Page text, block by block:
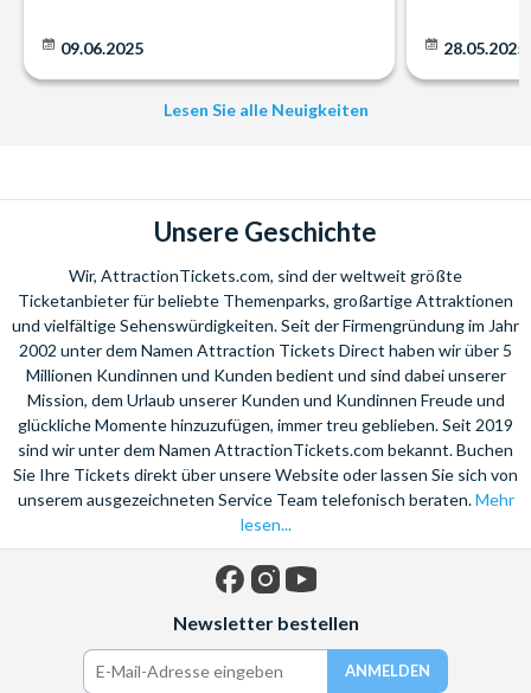
09.06.2025 28.05.2025
Lesen Sie alle Neuigkeiten
Unsere Geschichte
Wir, AttractionTickets.com, sind der weltweit größte
Ticketanbieter für beliebte Themenparks, großartige Attraktionen
und vielfältige Sehenswürdigkeiten. Seit der Firmengründung im Jahr
2002 unter dem Namen Attraction Tickets Direct haben wir über 5
Millionen Kundinnen und Kunden bedient und sind dabei unserer
Mission, dem Urlaub unserer Kunden und Kundinnen Freude und
glückliche Momente hinzuzufügen, immer treu geblieben. Seit 2019
sind wir unter dem Namen AttractionTickets.com bekannt. Buchen
Sie Ihre Tickets direkt über unsere Website oder lassen Sie sich von
unserem ausgezeichneten Service Team telefonisch beraten.Mehr
lesen...
Newsletter bestellen